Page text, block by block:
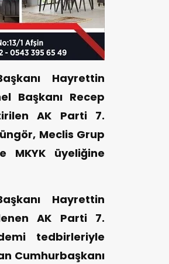
Hayrettin
Başkanı Recep
AK Parti 7.
Meclis Grup
MKYK üyeliğine
Hayrettin
AK Parti 7.
tedbirleriyle
Cumhurbaşkanı